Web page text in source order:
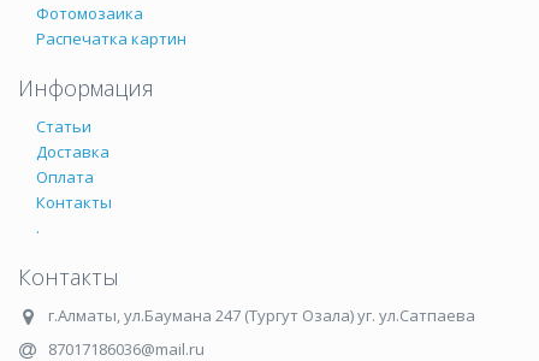
Фотомозаика
Распечатка картин
Информация
Статьи
Доставка
Оплата
Контакты
.
Контакты
г.Алматы,ул.Баумана 247 (Тургут Озала) уг. ул.Сатпаева
87017186036@mail.ru